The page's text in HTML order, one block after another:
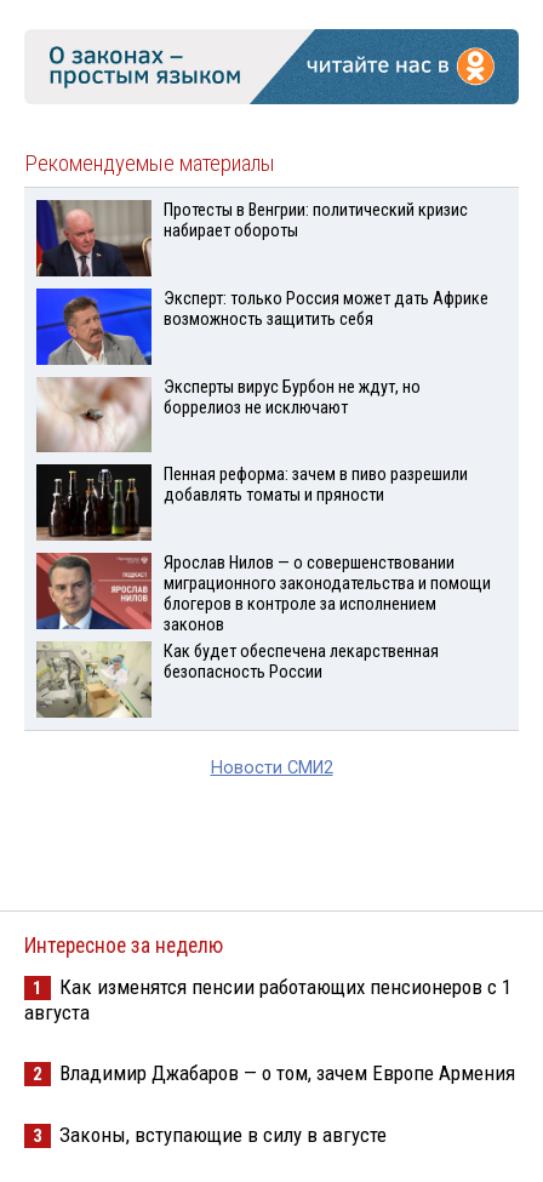
Рекомендуемые материалы
Протесты в Венгрии: политический кризис
набирает обороты
Эксперт: только Россия может дать Африке
возможность защитить себя
Эксперты вирус Бурбон не ждут, но
боррелиоз не исключают
Пенная реформа: зачем в пиво разрешили
добавлять томаты и пряности
Ярослав Нилов — о совершенствовании
миграционного законодательства и помощи
блогеров в контроле за исполнением
законов
Как будет обеспечена лекарственная
безопасность России
Новости СМИ2
Интересное за неделю
1
Как изменятся пенсии работающих пенсионеров с 1
августа
2 Владимир Джабаров — о том, зачем Европе Армения
3 Законы, вступающие в силу в августе